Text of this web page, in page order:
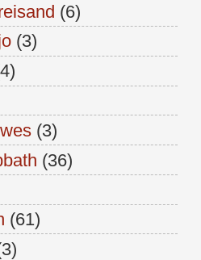
(6)
(3)
(3)
(36)
(61)